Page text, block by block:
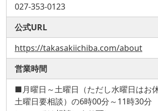
027-353-0123
公式URL
https://takasakiichiba.com/about
営業時間
■月曜日～土曜日（ただし水曜日はお
土曜日要相談）の6時00分～11時30分